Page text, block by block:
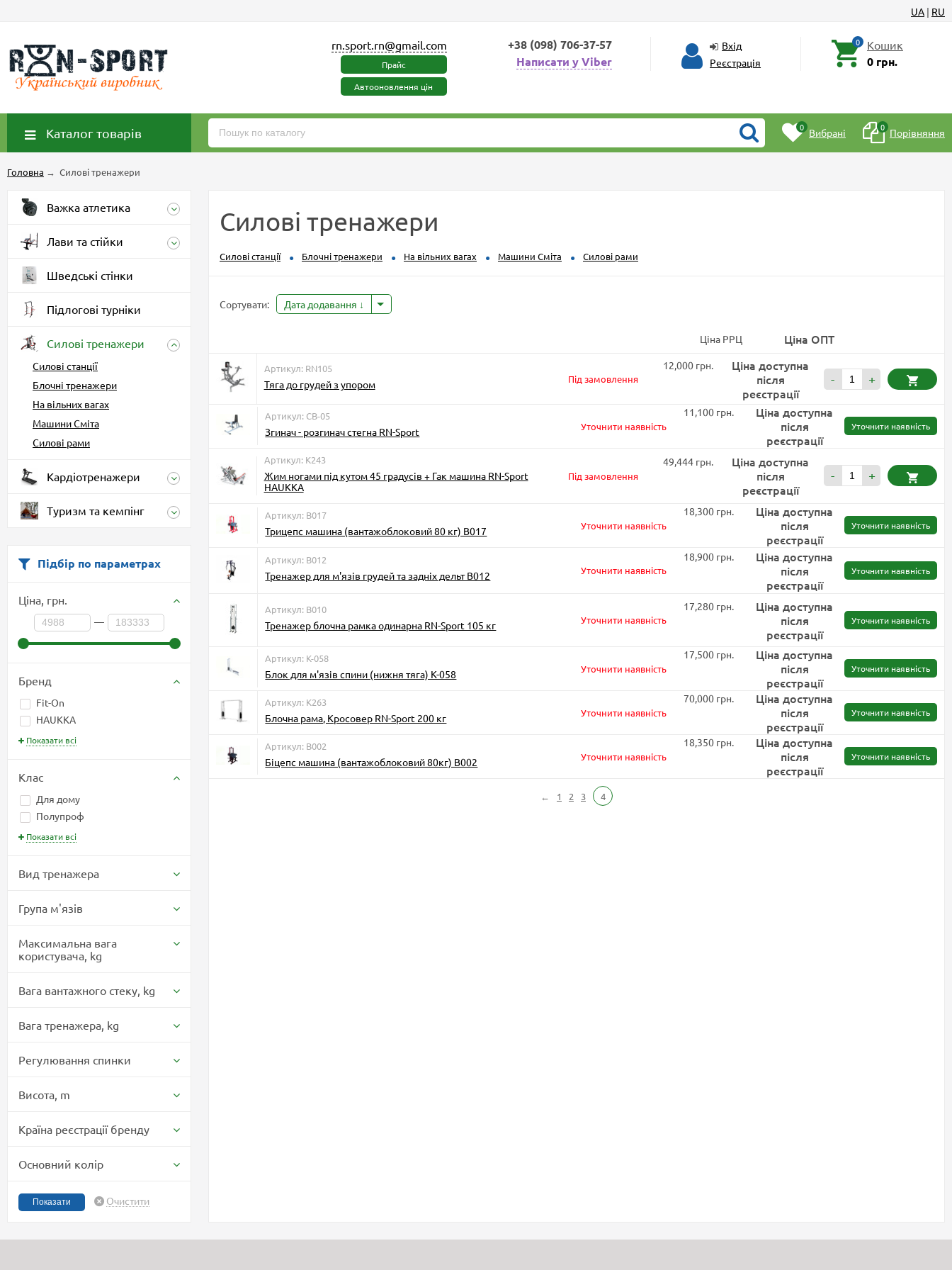
UA | RU
rn.sport.rn@gmail.com
Прайс
Автооновлення цін
+38 (098) 706-37-57
Написати у Viber
Вхід
Реєстрація
0 Кошик
0 грн.
Каталог товарів 0 Вибрані 0 Порівняння
Головна → Силові тренажери
Важка атлетика
Лави та стійки
Шведські стінки
Підлогові турніки
Силові тренажери
Силові станції
Блочні тренажери
На вільних вагах
Машини Сміта
Силові рами
Кардіотренажери
Туризм та кемпінг
Підбір по параметрах
Ціна, грн.
—
Бренд
Fit-On
HAUKKA
Показати всі
Клас
Для дому
Полупроф
Показати всі
Вид тренажера
Група м'язів
Максимальна вага
користувача, kg
Вага вантажного стеку, kg
Вага тренажера, kg
Регулювання спинки
Висота, m
Країна реєстрації бренду
Основний колір
Очистити
Силові тренажери
Силові станції Блочні тренажери На вільних вагах Машини Сміта Силові рами
Сортувати: Дата додавання
Ціна РРЦ Ціна ОПТ
Артикул: RN105
Тяга до грудей з упором Під замовлення
12,000 грн.
Ціна доступна
після
реєстрації
- +
Артикул: СВ-05
Згинач - розгинач стегна RN-Sport Уточнити наявність
11,100 грн.
Ціна доступна
після
реєстрації
Уточнити наявність
Артикул: К243
Жим ногами під кутом 45 градусів + Гак машина RN-Sport
HAUKKA
Під замовлення
49,444 грн.
Ціна доступна
після
реєстрації
- +
Артикул: B017
Трицепс машина (вантажоблоковий 80 кг) B017 Уточнити наявність
18,300 грн.
Ціна доступна
після
реєстрації
Уточнити наявність
Артикул: B012
Тренажер для м'язів грудей та задніх дельт B012 Уточнити наявність
18,900 грн.
Ціна доступна
після
реєстрації
Уточнити наявність
Артикул: B010
Тренажер блочна рамка одинарна RN-Sport 105 кг Уточнити наявність
17,280 грн.
Ціна доступна
після
реєстрації
Уточнити наявність
Артикул: К-058
Блок для м'язів спини (нижня тяга) К-058 Уточнити наявність
17,500 грн.
Ціна доступна
після
реєстрації
Уточнити наявність
Артикул: K263
Блочна рама, Кросовер RN-Sport 200 кг Уточнити наявність
70,000 грн.
Ціна доступна
після
реєстрації
Уточнити наявність
Артикул: B002
Біцепс машина (вантажоблоковий 80кг) B002 Уточнити наявність
18,350 грн.
Ціна доступна
після
реєстрації
Уточнити наявність
← 1 2 3 4